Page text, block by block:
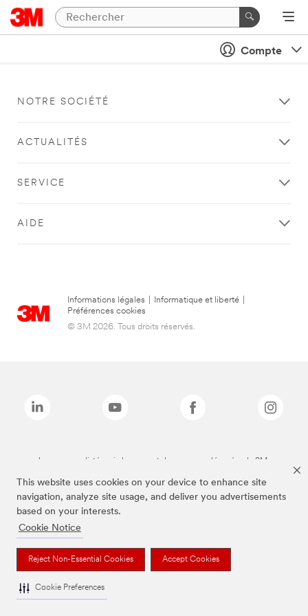
This website uses cookies on your device to enhance site
navigation, analyze site usage, and deliver you advertisements
based on your interests.
Cookie Notice
Reject Non-Essential Cookies Accept Cookies
Cookie Preferences
Compte
NOTRE SOCIÉTÉ
ACTUALITÉS
SERVICE
AIDE
Informations légales Informatique et liberté
Préférences cookies
© 3M 2026. Tous droits réservés.
Les marques listées ci-dessus sont des marques déposées de 3M.